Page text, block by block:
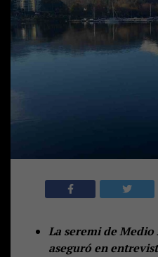
La seremi de
aseguró en